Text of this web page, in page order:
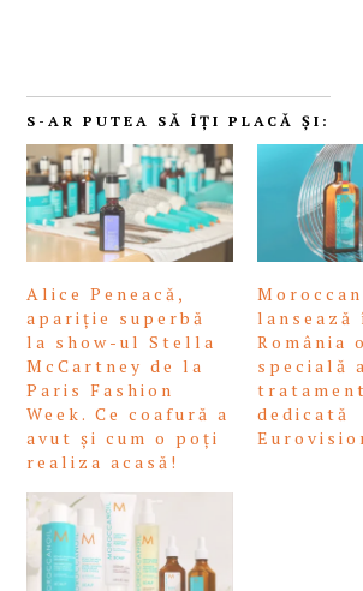
S-AR PUTEA SĂ ÎȚI PLACĂ ȘI:
Alice Peneacă,
apariție superbă
la show-ul Stella
McCartney de la
Paris Fashion
Week. Ce coafură a
avut și cum o poți
realiza acasă!
lansează
România
specială
dedicată